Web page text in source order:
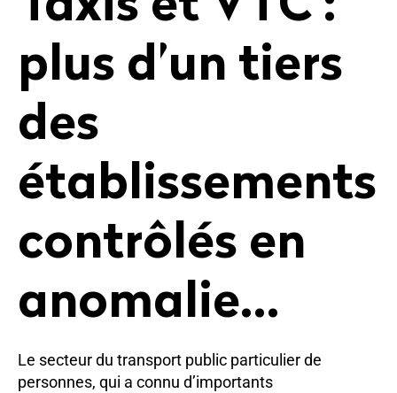
plus d’un tiers
des
établissements
contrôlés en
anomalie…
Le secteur du transport public particulier de
personnes, qui a connu d’importants